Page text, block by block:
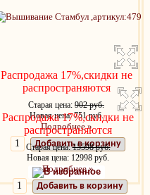
Распродажа 17%,скидки не
распространяются
Старая цена: 902 руб.
Новая цена: 751 руб.
Подробнее »
Добавить в корзину
В избранное
Распродажа 17%,скидки не
распространяются
Старая цена:15598 руб.
Новая цена: 12998 руб.
Подробнее »
Добавить в корзину